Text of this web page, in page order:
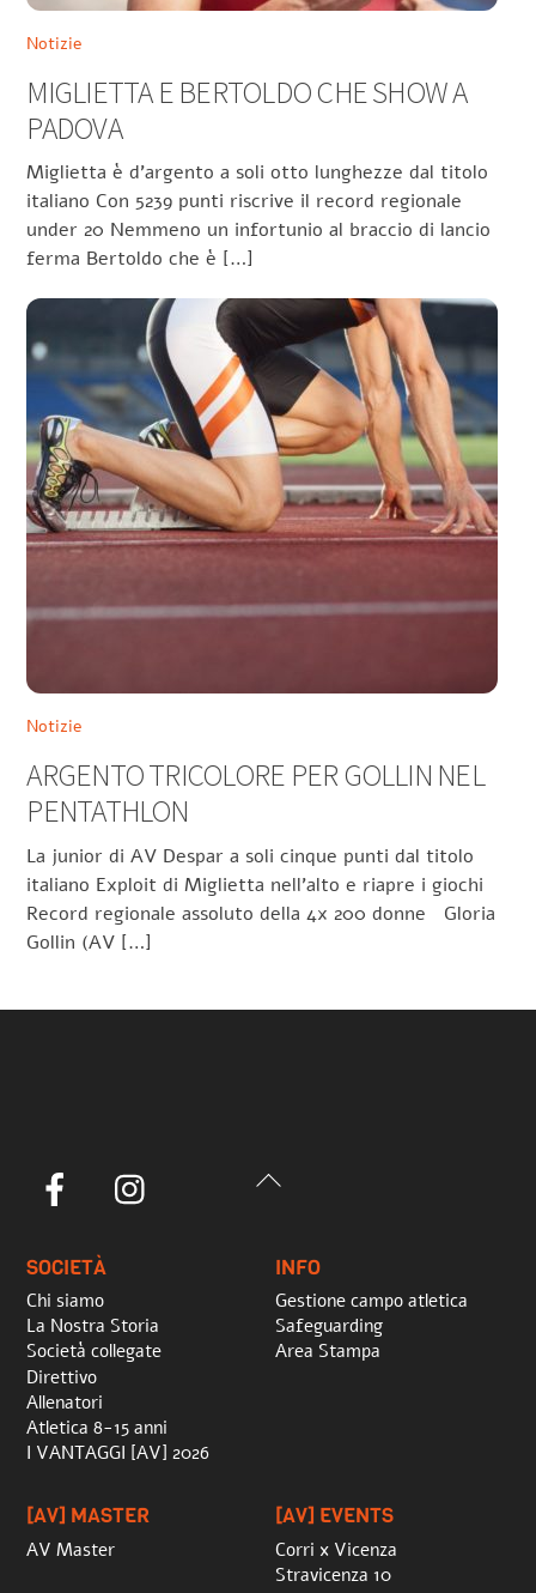
Notizie
MIGLIETTA E BERTOLDO CHE SHOW A
PADOVA
Miglietta è d’argento a soli otto lunghezze dal titolo
italiano Con 5239 punti riscrive il record regionale
under 20 Nemmeno un infortunio al braccio di lancio
ferma Bertoldo che è […]
Notizie
ARGENTO TRICOLORE PER GOLLIN NEL
PENTATHLON
La junior di AV Despar a soli cinque punti dal titolo
italiano Exploit di Miglietta nell’alto e riapre i giochi
Record regionale assoluto della 4x 200 donne Gloria
Gollin (AV […]
Back
Facebook
SOCIETÀ
Chi siamo
La Nostra Storia
Società collegate
Direttivo
Allenatori
Atletica 8-15 anni
I VANTAGGI [AV] 2026
INFO
Gestione campo atletica
Safeguarding
Area Stampa
[AV] MASTER
AV Master
[AV] EVENTS
Corri x Vicenza
Stravicenza 10